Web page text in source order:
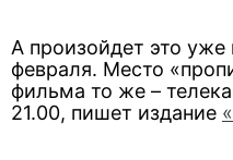
А произойдет это
февраля. Место
фильма то же –
21.00, пишет издание